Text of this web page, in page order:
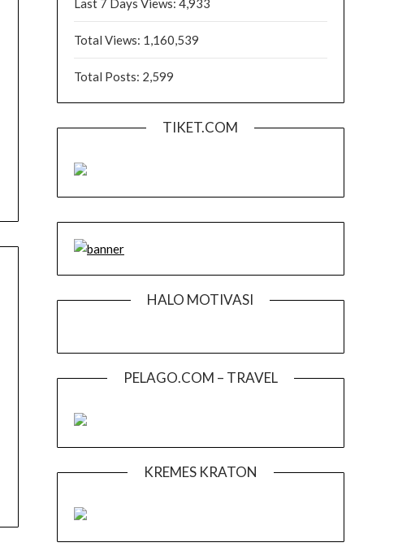
Last 7 Days Views: 4,933
Total Views: 1,160,539
Total Posts: 2,599
TIKET.COM
HALO MOTIVASI
PELAGO.COM – TRAVEL
KREMES KRATON